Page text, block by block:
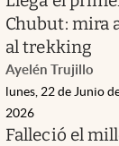
Chubut: mira
al trekking
Ayelén Trujillo
lunes, 22 de Junio
2026
Falleció el